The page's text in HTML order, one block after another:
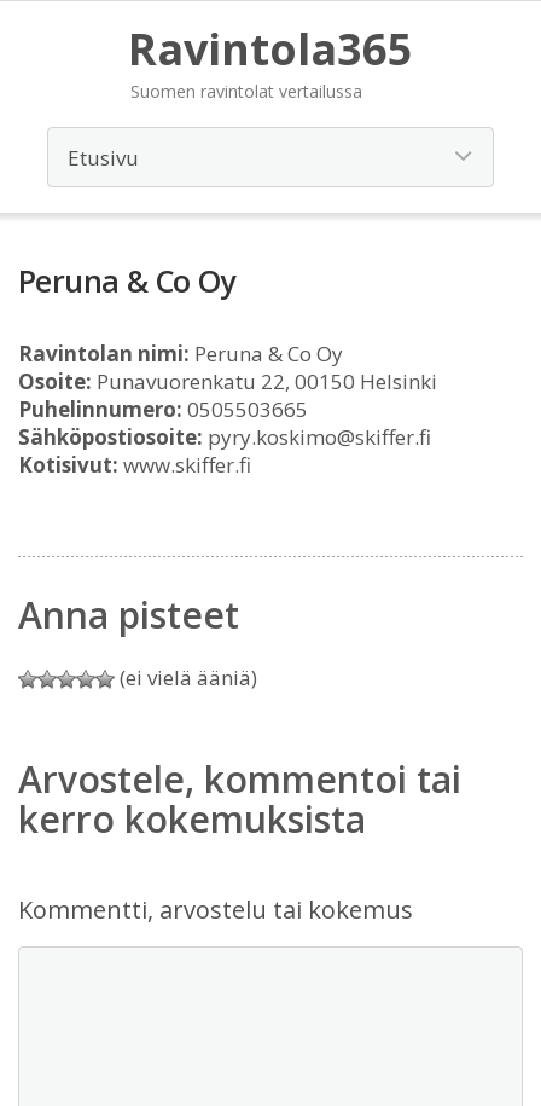
Ravintola365
Suomen ravintolat vertailussa
Peruna & Co Oy
Ravintolan nimi: Peruna & Co Oy
Osoite: Punavuorenkatu 22, 00150 Helsinki
Puhelinnumero: 0505503665
Sähköpostiosoite: pyry.koskimo@skiffer.fi
Kotisivut: www.skiffer.fi
Anna pisteet
(ei vielä ääniä)
Arvostele, kommentoi tai
kerro kokemuksista
Kommentti, arvostelu tai kokemus